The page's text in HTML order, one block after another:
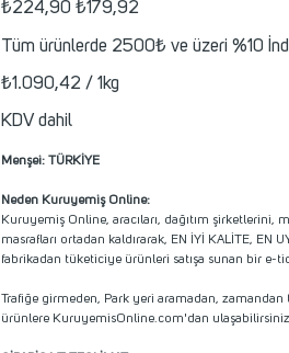
fiyat
₺224,90 fiyat
₺179,92
Tüm ürünlerde 2500₺ ve üzeri %10
1
Kilogram
₺1.090,42
₺1.090,42 / 1kg
KDV dahil
Menşei: TÜRKİYE
Neden Kuruyemiş Online:
Kuruyemiş Online, aracıları, dağıtım şirketlerini,
masrafları ortadan kaldırarak, EN İYİ KALİTE, EN
fabrikadan tüketiciye ürünleri satışa sunan bir
Trafiğe girmeden, Park yeri aramadan, zamandan
ürünlere KuruyemisOnline.com'dan